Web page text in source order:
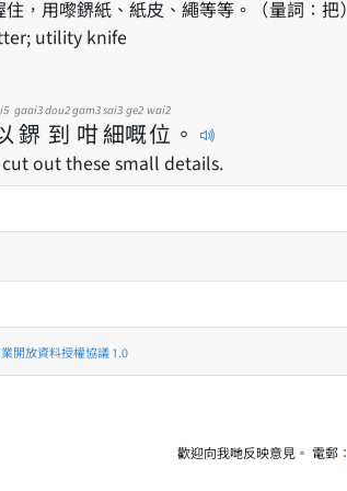
，用嚟鎅紙、紙皮、繩等等。（量詞：把）
utility knife
鎅
gaai3
到
dou2
咁
gam3
細
sai3
嘅
ge2
位
wai2
。
out these small details.
開放資料授權協議 1.0
歡迎向我哋反映意見。 電郵：